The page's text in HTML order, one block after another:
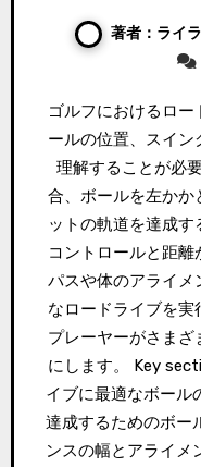
著者：ライ
ゴルフにおけるロードライブをマスターするには、ボ
ールの位置、スイン
理解することが必
合、ボールを左かか
ットの軌道を達成
コントロールと距
パスや体のアライメ
なロードライブを実
プレーヤーがさまざ
にします。 Key
イブに最適なボール
達成するためのボー
ンスの幅とアライメ